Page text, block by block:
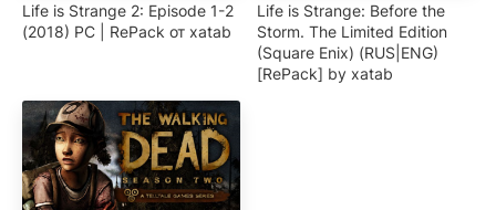
Life is Strange 2: Episode 1-2
(2018) PC | RePack от xatab
Life is Strange: Before the
Storm. The Limited Edition
(Square Enix) (RUS|ENG)
[RePack] by xatab